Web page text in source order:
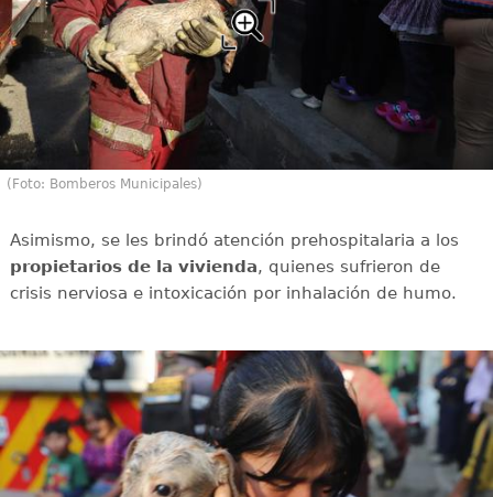
(Foto: Bomberos Municipales)
Asimismo, se les brindó atención prehospitalaria a los
propietarios de la vivienda, quienes sufrieron de
crisis nerviosa e intoxicación por inhalación de humo.